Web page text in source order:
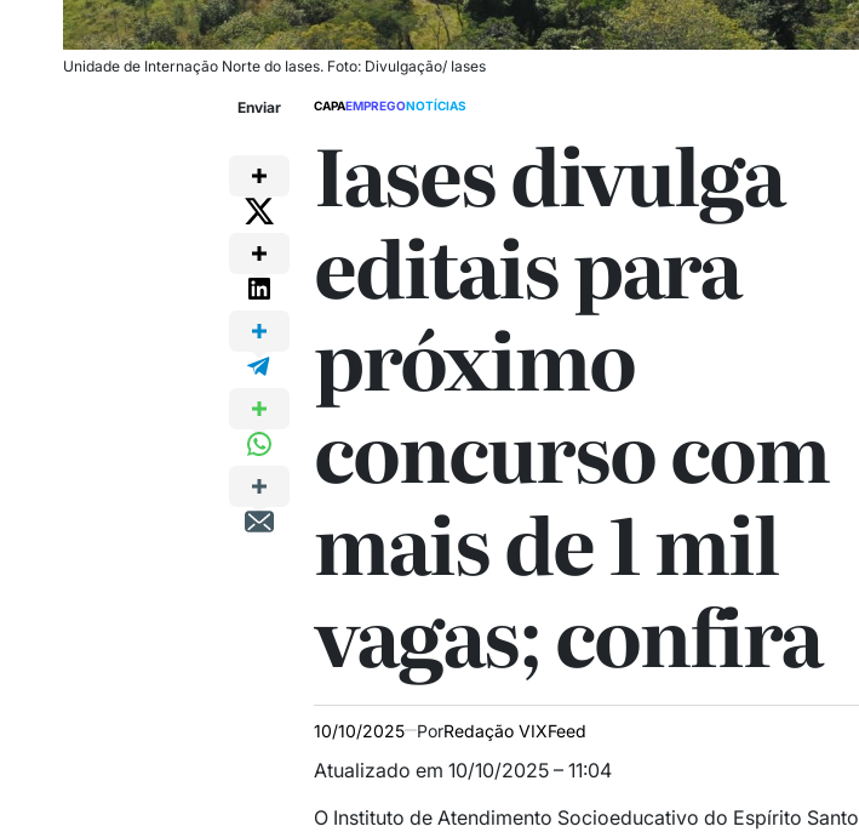
Unidade de Internação Norte do Iases. Foto: Divulgação/ Iases
Enviar CAPAEMPREGONOTÍCIAS
Iases divulga
editais para
próximo
concurso com
mais de 1 mil
vagas; confira
10/10/2025 PorRedação VIXFeed
Atualizado em 10/10/2025 – 11:04
O Instituto de Atendimento Socioeducativo do Espírito Santo